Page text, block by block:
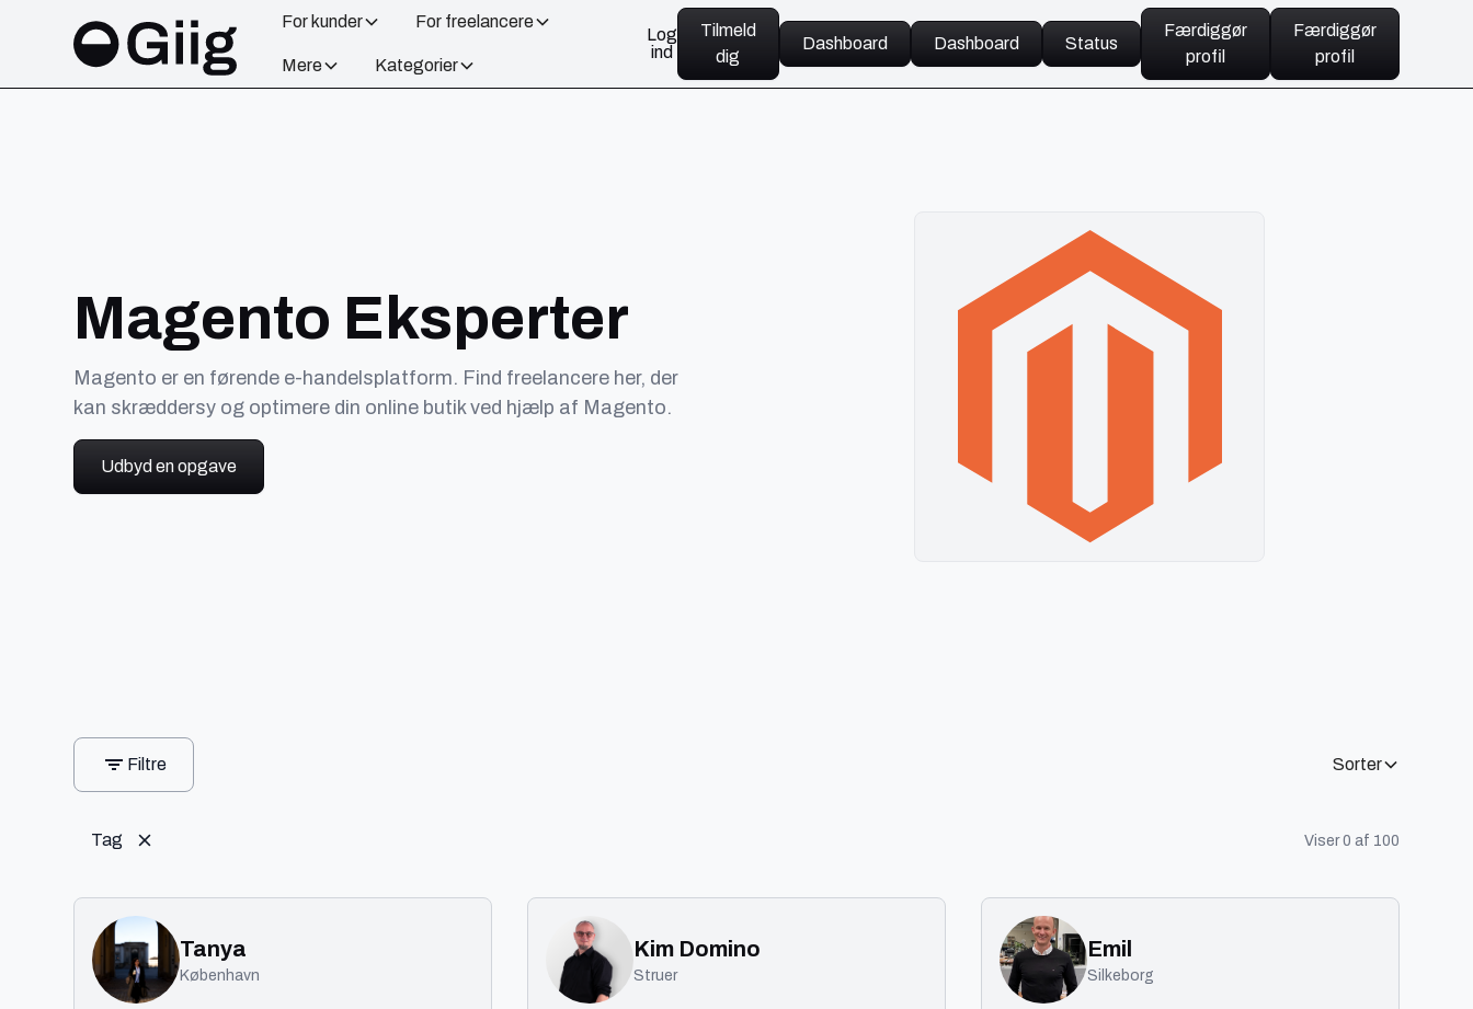
For kunder
For freelancere
Mere
Kategorier
Log
ind
Tilmeld
dig
Dashboard Dashboard Status
Færdiggør
profil
Færdiggør
profil
Magento Eksperter
Magento er en førende e-handelsplatform. Find freelancere her, der
kan skræddersy og optimere din online butik ved hjælp af Magento.
Udbyd en opgave
Filtre Sorter
Tag Viser0af 100
Tanya
København
Kim Domino
Struer
Emil
Silkeborg